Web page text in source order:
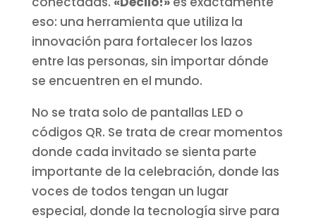
eso: una herramienta que utiliza la
innovación para fortalecer los lazos
entre las personas, sin importar dónde
se encuentren en el mundo.
No se trata solo de pantallas LED o
códigos QR. Se trata de crear momentos
donde cada invitado se sienta parte
importante de la celebración, donde las
voces de todos tengan un lugar
especial, donde la tecnología sirve para